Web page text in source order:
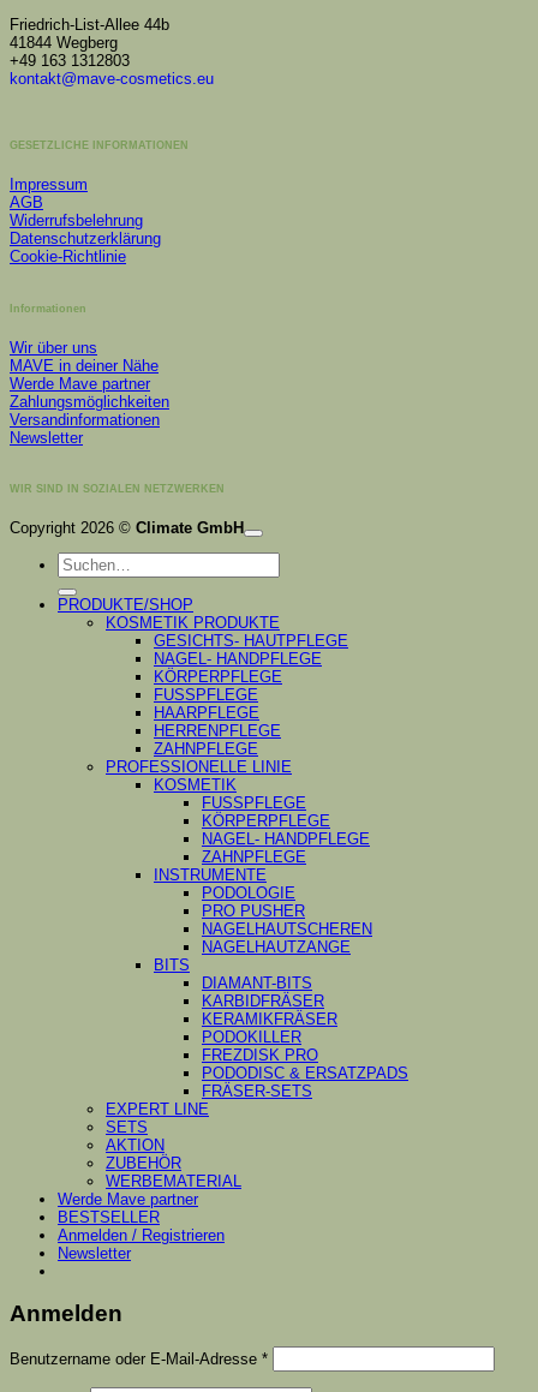
Friedrich-List-Allee 44b
41844 Wegberg
+49 163 1312803
kontakt@mave-cosmetics.eu
GESETZLICHE INFORMATIONEN
Impressum
AGB
Widerrufsbelehrung
Datenschutzerklärung
Cookie-Richtlinie
Informationen
Wir über uns
MAVE in deiner Nähe
Werde Mave partner
Zahlungsmöglichkeiten
Versandinformationen
Newsletter
WIR SIND IN SOZIALEN NETZWERKEN
Copyright 2026 © Climate GmbH
Suchen
nach:
PRODUKTE/SHOP
KOSMETIK PRODUKTE
GESICHTS- HAUTPFLEGE
NAGEL- HANDPFLEGE
KÖRPERPFLEGE
FUSSPFLEGE
HAARPFLEGE
HERRENPFLEGE
ZAHNPFLEGE
PROFESSIONELLE LINIE
KOSMETIK
FUSSPFLEGE
KÖRPERPFLEGE
NAGEL- HANDPFLEGE
ZAHNPFLEGE
INSTRUMENTE
PODOLOGIE
PRO PUSHER
NAGELHAUTSCHEREN
NAGELHAUTZANGE
BITS
DIAMANT-BITS
KARBIDFRÄSER
KERAMIKFRÄSER
PODOKILLER
FREZDISK PRO
PODODISC & ERSATZPADS
FRÄSER-SETS
EXPERT LINE
SETS
AKTION
ZUBEHÖR
WERBEMATERIAL
Werde Mave partner
BESTSELLER
Anmelden / Registrieren
Newsletter
Anmelden
Benutzername oder E-Mail-Adresse *Erforderlich